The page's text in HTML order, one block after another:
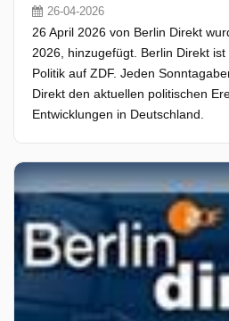
26-04-2026
26 April 2026 von Berlin Direkt
2026, hinzugefügt. Berlin Direkt
Politik auf ZDF. Jeden
Direkt den aktuellen politischen
Entwicklungen in Deutschland.